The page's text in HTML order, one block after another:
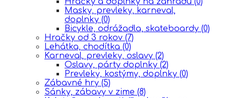
Masky, prevleky, karneval,
doplnky (0)
Bicykle, odrážadla, skateboardy (0)
Hračky od 3 rokov (7)
Lehátka, chodítka (0)
Karneval, prevleky, oslavy (2)
Oslavy, párty doplnky (2)
Prevleky, kostýmy, doplnky (0)
Zábavné hry (5)
Sánky, zábavy v zime (8)